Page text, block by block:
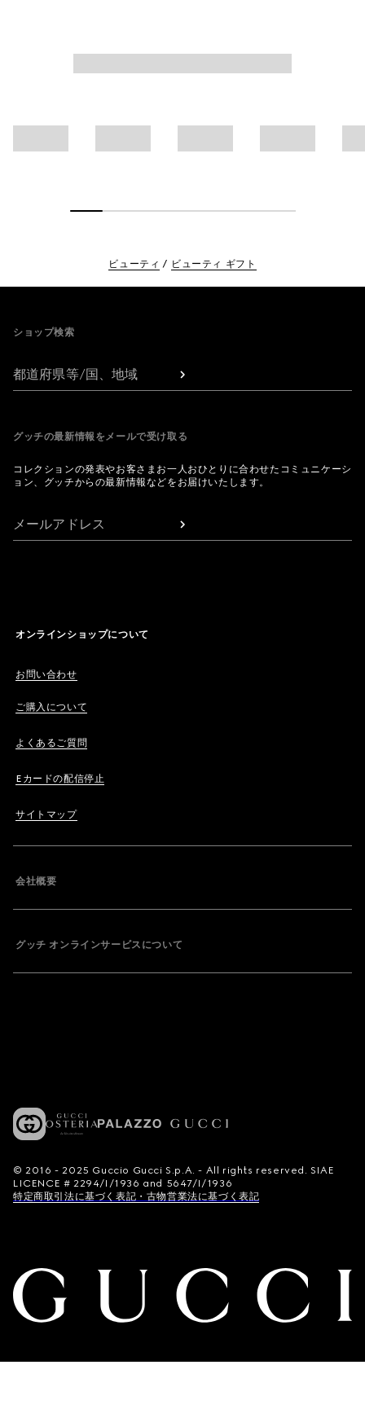
ビューティ ビューティ ギフト
ショップ検索
都道府県等/国、地域
グッチの最新情報をメールで受け取る
コレクションの発表やお客さまお一人おひとりに合わせたコミュニケーシ
ョン、グッチからの最新情報などをお届けいたします。
メールアドレス
オンラインショップについて
お問い合わせ
ご購入について
よくあるご質問
Eカードの配信停止
サイトマップ
会社概要
グッチ オンラインサービスについて
© 2016 - 2025 Guccio Gucci S.p.A. - All rights reserved. SIAE
LICENCE # 2294/I/1936 and 5647/I/1936
特定商取引法に基づく表記・古物営業法に基づく表記